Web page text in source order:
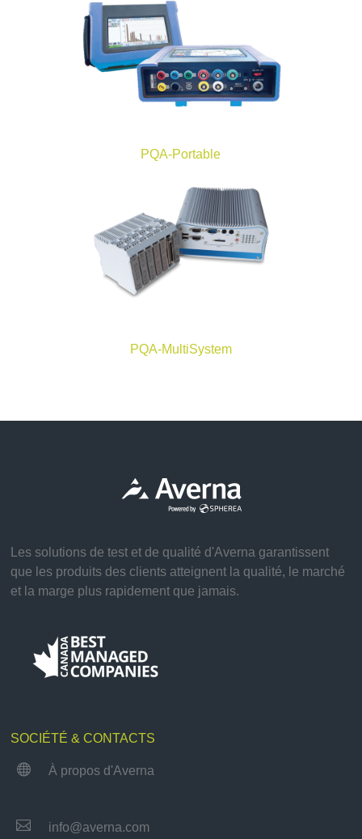
PQA-Portable
PQA-MultiSystem
Les solutions de test et de qualité d'Averna garantissent
que les produits des clients atteignent la qualité, le marché
et la marge plus rapidement que jamais.
SOCIÉTÉ & CONTACTS
 À propos d'Averna
 info@averna.com